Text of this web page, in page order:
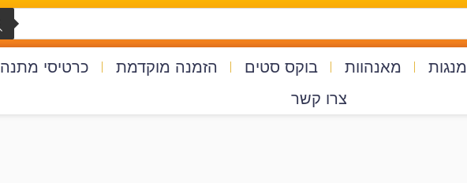
מנגות מאנהוות בוקס סטים הזמנה מוקדמת
כרטיסי מתנה
צרו קשר